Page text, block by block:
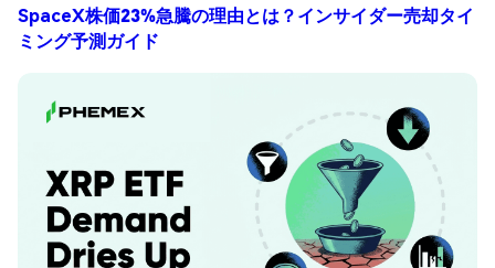
SpaceX株価23%急騰の理由とは？インサイダー売却タイ
ミング予測ガイド